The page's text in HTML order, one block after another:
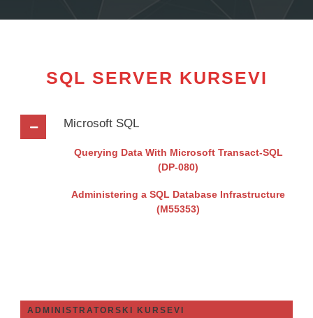
SQL SERVER KURSEVI
Microsoft SQL
Querying Data With Microsoft Transact-SQL
(DP-080)
Administering a SQL Database Infrastructure
(M55353)
ADMINISTRATORSKI KURSEVI